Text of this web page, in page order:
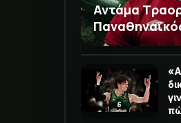
Αντάμα